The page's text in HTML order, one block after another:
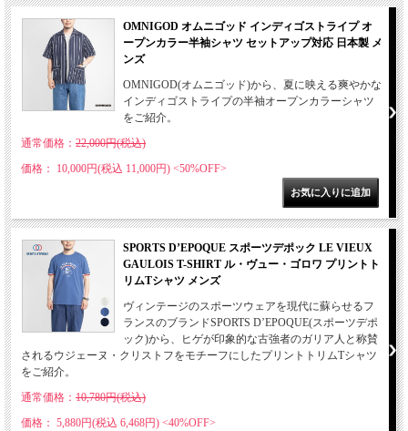
OMNIGOD オムニゴッド インディゴストライプ オ
ープンカラー半袖シャツ セットアップ対応 日本製 メ
ンズ
OMNIGOD(オムニゴッド)から、夏に映える爽やかな
インディゴストライプの半袖オープンカラーシャツ
をご紹介。
通常価格： 22,000円(税込)
価格： 10,000円(税込 11,000円) <50%OFF>
SPORTS D’EPOQUE スポーツデポック LE VIEUX
GAULOIS T-SHIRT ル・ヴュー・ゴロワ プリントト
リムTシャツ メンズ
ヴィンテージのスポーツウェアを現代に蘇らせるフ
ランスのブランドSPORTS D’EPOQUE(スポーツデポ
ック)から、ヒゲが印象的な古強者のガリア人と称賛
されるウジェーヌ・クリストフをモチーフにしたプリントトリムTシャツ
をご紹介。
通常価格： 10,780円(税込)
価格： 5,880円(税込 6,468円) <40%OFF>